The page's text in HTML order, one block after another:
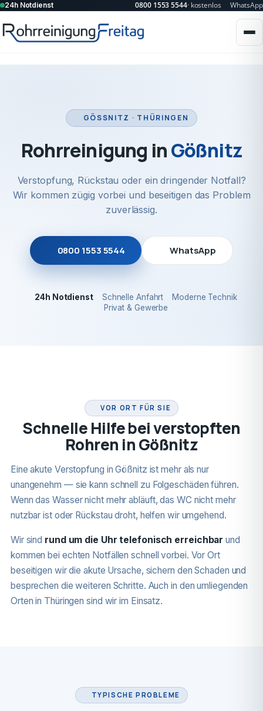
24h Notdienst 0800 1553 5544· kostenlos WhatsApp
GÖSSNITZ · THÜRINGEN
Rohrreinigung inGößnitz
Verstopfung, Rückstau oder ein dringender Notfall?
Wir kommen zügig vorbei und beseitigen das Problem
zuverlässig.
0800 1553 5544 WhatsApp
24h Notdienst Schnelle Anfahrt
Moderne Technik
Privat & Gewerbe
VOR ORT FÜR SIE
Schnelle Hilfe bei verstopften
Rohren in Gößnitz
Eine akute Verstopfung in Gößnitz ist mehr als nur
unangenehm — sie kann schnell zu Folgeschäden führen.
Wenn das Wasser nicht mehr abläuft, das WC nicht mehr
nutzbar ist oder Rückstau droht, helfen wir umgehend.
Wir sind rund um die Uhr telefonisch erreichbar und
kommen bei echten Notfällen schnell vorbei. Vor Ort
beseitigen wir die akute Ursache, sichern den Schaden und
besprechen die weiteren Schritte. Auch in den umliegenden
Orten in Thüringen sind wir im Einsatz.
TYPISCHE PROBLEME